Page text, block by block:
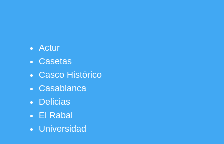
Actur
Casetas
Casco Histórico
Casablanca
Delicias
El Rabal
Universidad